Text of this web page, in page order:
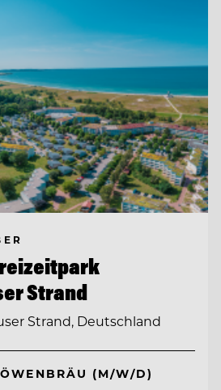
Strand
Strand, Deutschland
(M/W/D)